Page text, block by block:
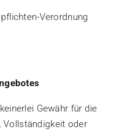
Verordnung
Gewähr für die
Vollständigkeit oder